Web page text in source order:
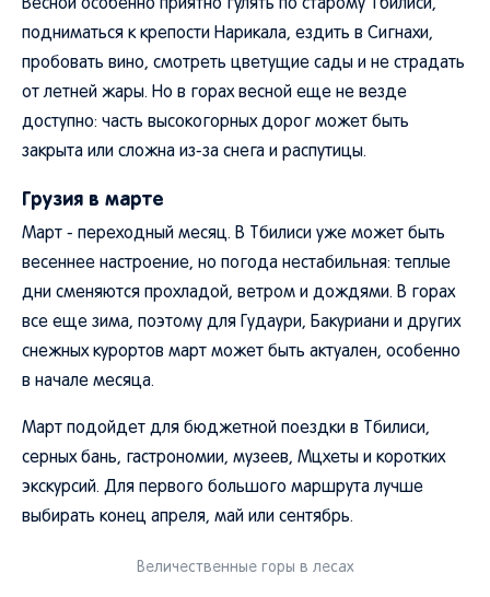
Весной особенно приятно гулять по старому Тбилиси,
подниматься к крепости Нарикала, ездить в Сигнахи,
пробовать вино, смотреть цветущие сады и не страдать
от летней жары. Но в горах весной еще не везде
доступно: часть высокогорных дорог может быть
закрыта или сложна из-за снега и распутицы.
Грузия в марте
Март - переходный месяц. В Тбилиси уже может быть
весеннее настроение, но погода нестабильная: теплые
дни сменяются прохладой, ветром и дождями. В горах
все еще зима, поэтому для Гудаури, Бакуриани и других
снежных курортов март может быть актуален, особенно
в начале месяца.
Март подойдет для бюджетной поездки в Тбилиси,
серных бань, гастрономии, музеев, Мцхеты и коротких
экскурсий. Для первого большого маршрута лучше
выбирать конец апреля, май или сентябрь.
Величественные горы в лесах